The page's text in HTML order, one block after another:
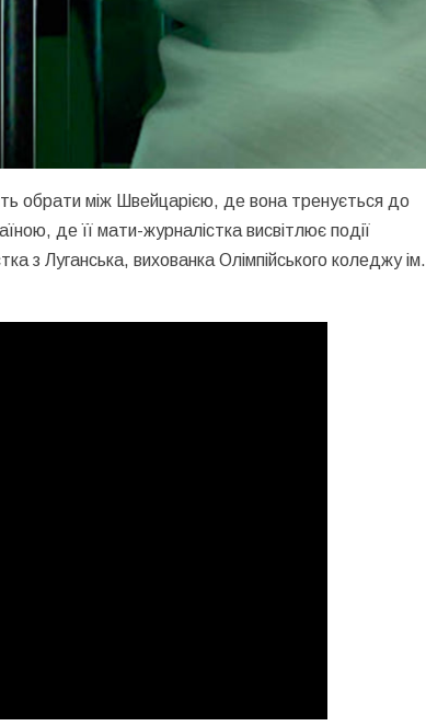
обрати між Швейцарією, де вона тренується до
де її мати-журналістка висвітлює події
з Луганська, вихованка Олімпійського коледжу ім.